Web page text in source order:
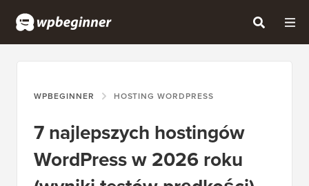
WPBEGINNER HOSTING WORDPRESS
7 najlepszych hostingów
WordPress w 2026 roku